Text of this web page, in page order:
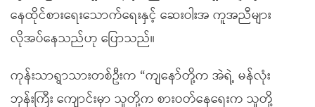
နေထိုင်စားရေးသောက်ရေးနှင့် ဆေးဝါးအ ကူအညီများ
လိုအပ်နေသည်ဟု ပြောသည်။
ကုန်းသာရွာသားတစ်ဦးက “ကျနော်တို့က အဲရဲ့ မန်လုံး
ဘုန်းကြီး ကျောင်းမှာ သူတို့က စားဝတ်နေရေးက သူတို့